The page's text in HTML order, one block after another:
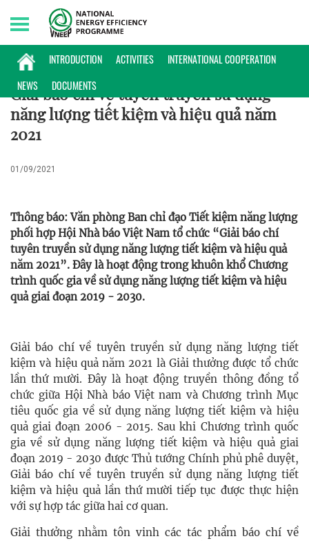
INTRODUCTION ACTIVITIES
INTERNATIONAL COOPERATION
NEWS
DOCUMENTS
Saturday, 08/08/2026 | 21:14 GMT+7
GIẢI BÁO CHÍ TKNL
Giải báo chí về tuyên truyền sử dụng
năng lượng tiết kiệm và hiệu quả năm
2021
01/09/2021
Thông báo: Văn phòng Ban chỉ đạo Tiết kiệm năng lượng
phối hợp Hội Nhà báo Việt Nam tổ chức “Giải báo chí
tuyên truyền sử dụng năng lượng tiết kiệm và hiệu quả
năm 2021”. Đây là hoạt động trong khuôn khổ Chương
trình quốc gia về sử dụng năng lượng tiết kiệm và hiệu
quả giai đoạn 2019 - 2030.
Giải báo chí về tuyên truyền sử dụng năng lượng tiết
kiệm và hiệu quả năm 2021 là Giải thưởng được tổ chức
lần thứ mười. Đây là hoạt động truyền thông đồng tổ
chức giữa Hội Nhà báo Việt nam và Chương trình Mục
tiêu quốc gia về sử dụng năng lượng tiết kiệm và hiệu
quả giai đoạn 2006 - 2015. Sau khi Chương trình quốc
gia về sử dụng năng lượng tiết kiệm và hiệu quả giai
đoạn 2019 - 2030 được Thủ tướng Chính phủ phê duyệt,
Giải báo chí về tuyên truyền sử dụng năng lượng tiết
kiệm và hiệu quả lần thứ mười tiếp tục được thực hiện
với sự hợp tác giữa hai cơ quan.
Giải thưởng nhằm tôn vinh các tác phẩm báo chí về